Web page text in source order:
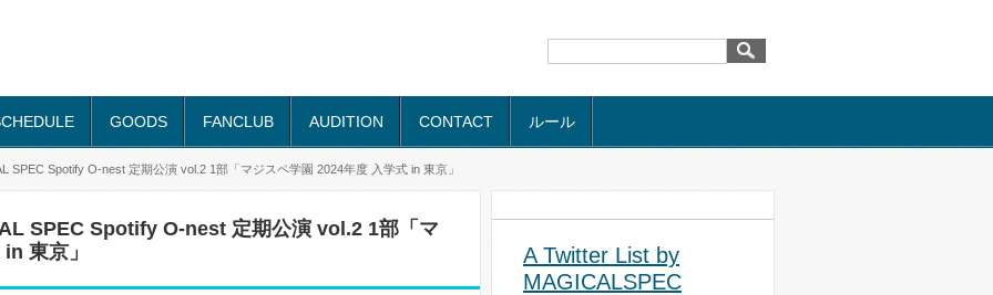
GOODS FANCLUB AUDITION CONTACT ルール
Spotify O-nest 定期公演 vol.2 1部「マジスペ学園 2024年度 入学式 in 東京」
SPEC Spotify O-nest 定期公演 vol.2 1部「マ
東京」
A Twitter List by
MAGICALSPEC